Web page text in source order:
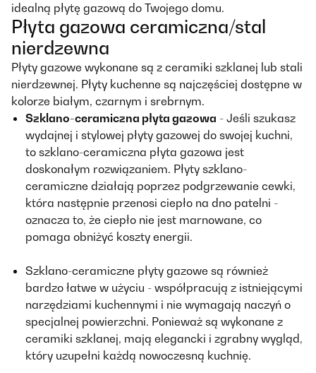
idealną płytę gazową do Twojego domu.
Płyta gazowa ceramiczna/stal
nierdzewna
Płyty gazowe wykonane są z ceramiki szklanej lub stali
nierdzewnej. Płyty kuchenne są najczęściej dostępne w
kolorze białym, czarnym i srebrnym.
Szklano-ceramiczna płyta gazowa - Jeśli szukasz
wydajnej i stylowej płyty gazowej do swojej kuchni,
to szklano-ceramiczna płyta gazowa jest
doskonałym rozwiązaniem. Płyty szklano-
ceramiczne działają poprzez podgrzewanie cewki,
która następnie przenosi ciepło na dno patelni -
oznacza to, że ciepło nie jest marnowane, co
pomaga obniżyć koszty energii.
Szklano-ceramiczne płyty gazowe są również
bardzo łatwe w użyciu - współpracują z istniejącymi
narzędziami kuchennymi i nie wymagają naczyń o
specjalnej powierzchni. Ponieważ są wykonane z
ceramiki szklanej, mają elegancki i zgrabny wygląd,
który uzupełni każdą nowoczesną kuchnię.